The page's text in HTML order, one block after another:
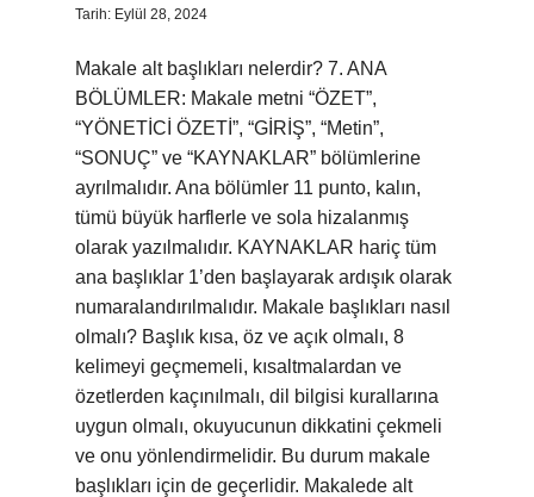
Tarih: Eylül 28, 2024
Makale alt başlıkları nelerdir? 7. ANA
BÖLÜMLER: Makale metni “ÖZET”,
“YÖNETİCİ ÖZETİ”, “GİRİŞ”, “Metin”,
“SONUÇ” ve “KAYNAKLAR” bölümlerine
ayrılmalıdır. Ana bölümler 11 punto, kalın,
tümü büyük harflerle ve sola hizalanmış
olarak yazılmalıdır. KAYNAKLAR hariç tüm
ana başlıklar 1’den başlayarak ardışık olarak
numaralandırılmalıdır. Makale başlıkları nasıl
olmalı? Başlık kısa, öz ve açık olmalı, 8
kelimeyi geçmemeli, kısaltmalardan ve
özetlerden kaçınılmalı, dil bilgisi kurallarına
uygun olmalı, okuyucunun dikkatini çekmeli
ve onu yönlendirmelidir. Bu durum makale
başlıkları için de geçerlidir. Makalede alt